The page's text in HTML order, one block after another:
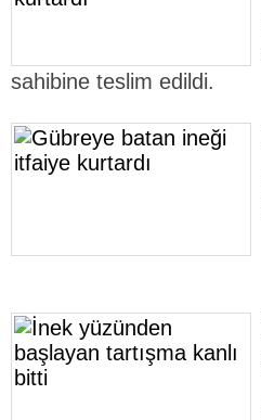
sahibine teslim edildi.